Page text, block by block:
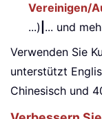
Vereinigen/
...) ... und
Verwenden Sie
unterstützt
Chinesisch und